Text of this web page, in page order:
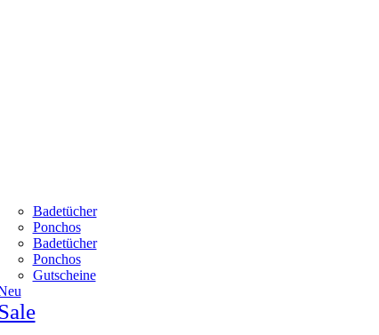
Badetücher
Ponchos
Badetücher
Ponchos
Gutscheine